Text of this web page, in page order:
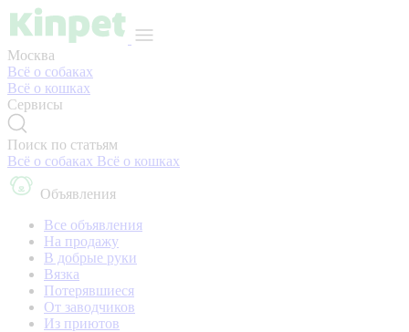
Москва
Всё о собаках
Всё о кошках
Сервисы
Поиск по статьям
Всё о собаках Всё о кошках
Объявления
Все объявления
На продажу
В добрые руки
Вязка
Потерявшиеся
От заводчиков
Из приютов